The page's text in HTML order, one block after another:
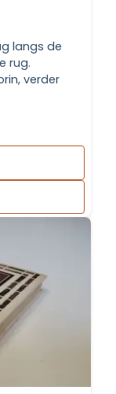
langs de
rug.
verder